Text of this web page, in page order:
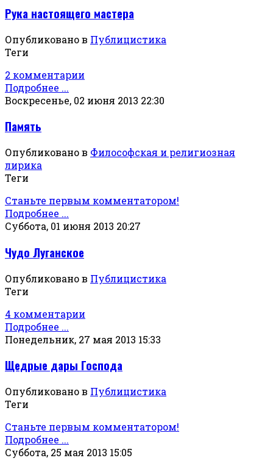
Рука настоящего мастера
Опубликовано в Публицистика
Теги
2 комментарии
Подробнее ...
Воскресенье, 02 июня 2013 22:30
Память
Опубликовано в Философская и религиозная
лирика
Теги
Станьте первым комментатором!
Подробнее ...
Суббота, 01 июня 2013 20:27
Чудо Луганское
Опубликовано в Публицистика
Теги
4 комментарии
Подробнее ...
Понедельник, 27 мая 2013 15:33
Щедрые дары Господа
Опубликовано в Публицистика
Теги
Станьте первым комментатором!
Подробнее ...
Суббота, 25 мая 2013 15:05